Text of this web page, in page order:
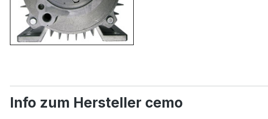
Info zum Hersteller cemo